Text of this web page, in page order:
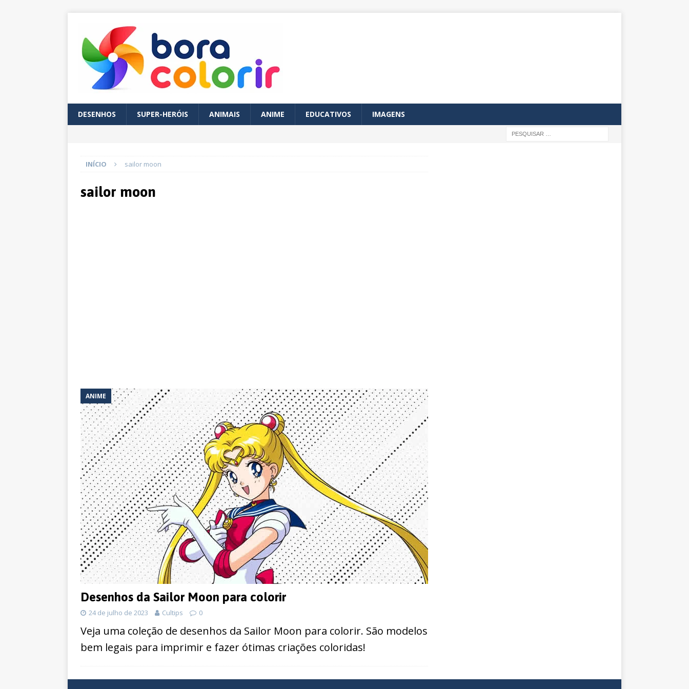
DESENHOS SUPER-HERÓIS ANIMAIS ANIME EDUCATIVOS IMAGENS
INÍCIO sailor moon
sailor moon
ANIME
Desenhos da Sailor Moon para colorir
24 de julho de 2023 Cultips 0
Veja uma coleção de desenhos da Sailor Moon para colorir. São modelos
bem legais para imprimir e fazer ótimas criações coloridas!